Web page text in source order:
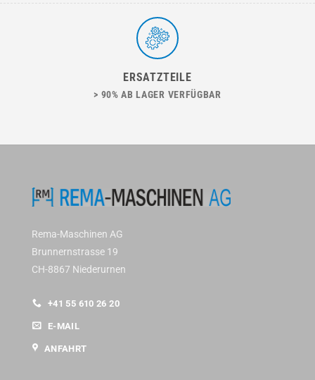
ERSATZTEILE
> 90% AB LAGER VERFÜGBAR
Rema-Maschinen AG
Brunnernstrasse 19
CH-8867 Niederurnen
+41 55 610 26 20
E-MAIL
ANFAHRT